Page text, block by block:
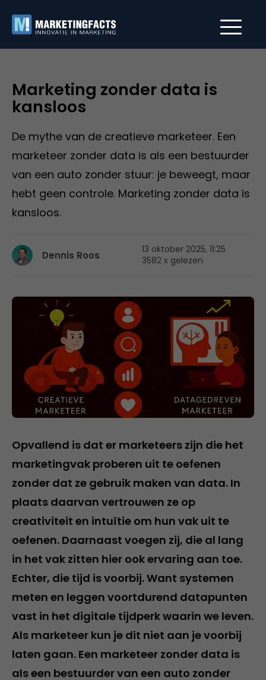
Marketing zonder data is
kansloos
De mythe van de creatieve marketeer. Een
marketeer zonder data is als een bestuurder
van een auto zonder stuur: je beweegt, maar
hebt geen controle. Marketing zonder data is
kansloos.
Dennis Roos
13 oktober 2025, 11:25
3582 x gelezen
Opvallend is dat er marketeers zijn die het
marketingvak proberen uit te oefenen
zonder dat ze gebruik maken van data. In
plaats daarvan vertrouwen ze op
creativiteit en intuïtie om hun vak uit te
oefenen. Daarnaast voegen zij, die al lang
in het vak zitten hier ook ervaring aan toe.
Echter, die tijd is voorbij. Want systemen
meten en leggen voortdurend datapunten
vast in het digitale tijdperk waarin we leven.
Als marketeer kun je dit niet aan je voorbij
laten gaan. Een marketeer zonder data is
als een bestuurder van een auto zonder